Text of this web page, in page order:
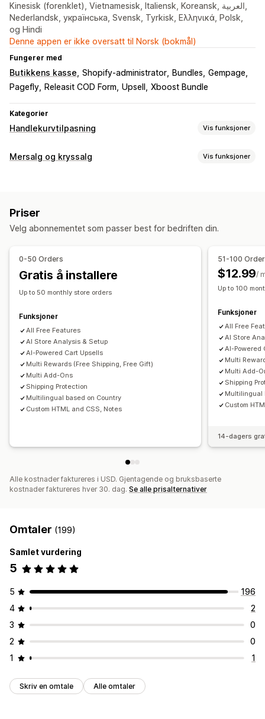
Kinesisk (forenklet), Vietnamesisk, Italiensk, Koreansk, العربية,
Nederlandsk, українська, Svensk, Tyrkisk, Ελληνικά, Polsk,
og Hindi
Denne appen er ikke oversatt til Norsk (bokmål)
Fungerer med
Butikkens kasse Shopify-administrator Bundles Gempage
Pagefly
Releasit COD Form Upsell Xboost Bundle
Kategorier
Handlekurvtilpasning Vis funksjoner
Handlekurv-visning
Festet handlekurv
Produktanbefalinger
Gratis frakt
Kjøpes ofte sammen
Innløsning av belønninger
Tilpassede merknader
Fraktmetoderegler
Betalingsmåteregler
Skjul hurtigkasse
Flere språk
Mersalg og kryssalg Vis funksjoner
Tilleggsprogrammer med ett klikk
Handlekurvskuff Tilpasset CSS Tilpasset HTML
Tilpassede regler
Garantier
Fraktbeskyttelse
Gratis frakt
Produktanbefalinger
Volumrabatter
Rabatter på flere nivåer
Abonnementsoppgradering
Prioritert behandling
Priser
Velg abonnementet som passer best for bedriften din.
0-50 Orders
Gratis å installere
Up to 50 monthly store orders
Funksjoner
All Free Features
AI Store Analysis & Setup
AI-Powered Cart Upsells
Multi Rewards (Free Shipping, Free Gift)
Multi Add-Ons
Shipping Protection
Multilingual based on Country
Custom HTML and CSS, Notes
51-100
$12.99/
Up to 100
Funksjoner
All Free
AI Store
AI-Powered
Multi
Multi Add-
Shipping
Multilingual
Custom
14-dagers
Alle kostnader faktureres i USD. Gjentagende og bruksbaserte
kostnader faktureres hver 30. dag. Se alle prisalternativer
Omtaler (199)
Samlet vurdering
5
5
196
4
2
3
0
2
0
1
1
Skriv en omtale Alle omtaler